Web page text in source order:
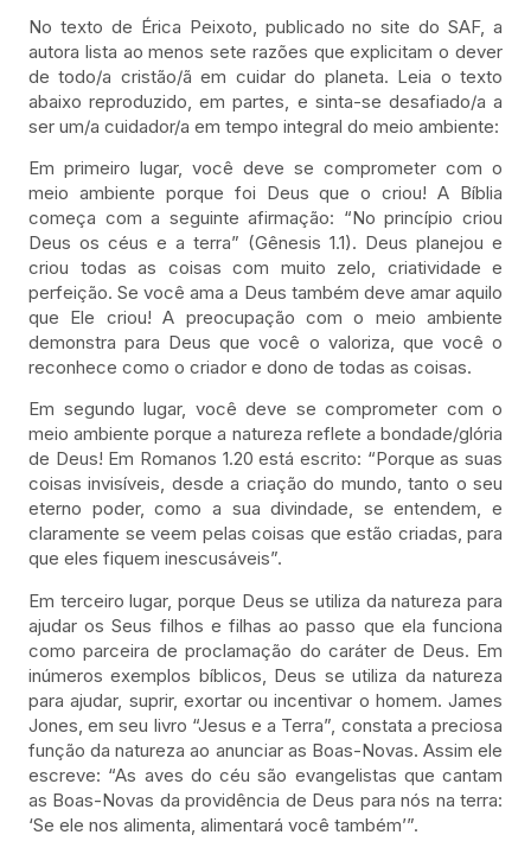
No texto de Érica Peixoto, publicado no site do SAF, a
autora lista ao menos sete razões que explicitam o dever
de todo/a cristão/ã em cuidar do planeta. Leia o texto
abaixo reproduzido, em partes, e sinta-se desafiado/a a
ser um/a cuidador/a em tempo integral do meio ambiente:
Em primeiro lugar, você deve se comprometer com o
meio ambiente porque foi Deus que o criou! A Bíblia
começa com a seguinte afirmação: “No princípio criou
Deus os céus e a terra” (Gênesis 1.1). Deus planejou e
criou todas as coisas com muito zelo, criatividade e
perfeição. Se você ama a Deus também deve amar aquilo
que Ele criou! A preocupação com o meio ambiente
demonstra para Deus que você o valoriza, que você o
reconhece como o criador e dono de todas as coisas.
Em segundo lugar, você deve se comprometer com o
meio ambiente porque a natureza reflete a bondade/glória
de Deus! Em Romanos 1.20 está escrito: “Porque as suas
coisas invisíveis, desde a criação do mundo, tanto o seu
eterno poder, como a sua divindade, se entendem, e
claramente se veem pelas coisas que estão criadas, para
que eles fiquem inescusáveis”.
Em terceiro lugar, porque Deus se utiliza da natureza para
ajudar os Seus filhos e filhas ao passo que ela funciona
como parceira de proclamação do caráter de Deus. Em
inúmeros exemplos bíblicos, Deus se utiliza da natureza
para ajudar, suprir, exortar ou incentivar o homem. James
Jones, em seu livro “Jesus e a Terra”, constata a preciosa
função da natureza ao anunciar as Boas-Novas. Assim ele
escreve: “As aves do céu são evangelistas que cantam
as Boas-Novas da providência de Deus para nós na terra:
‘Se ele nos alimenta, alimentará você também’”.